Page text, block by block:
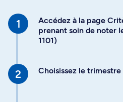
Accédez à la page
prenant soin de noter
1101)
Choisissez le trimestre